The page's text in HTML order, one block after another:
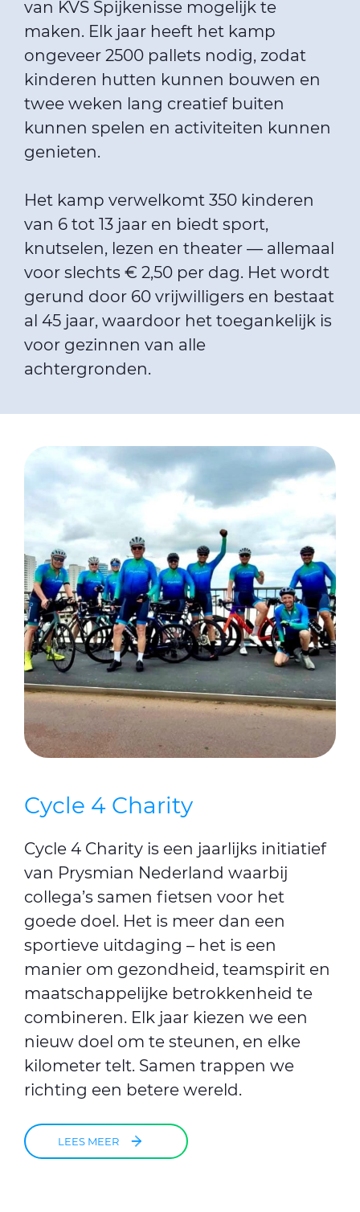
van KVS Spijkenisse mogelijk te
maken. Elk jaar heeft het kamp
ongeveer 2500 pallets nodig, zodat
kinderen hutten kunnen bouwen en
twee weken lang creatief buiten
kunnen spelen en activiteiten kunnen
genieten.
Het kamp verwelkomt 350 kinderen
van 6 tot 13 jaar en biedt sport,
knutselen, lezen en theater — allemaal
voor slechts € 2,50 per dag. Het wordt
gerund door 60 vrijwilligers en bestaat
al 45 jaar, waardoor het toegankelijk is
voor gezinnen van alle
achtergronden.
Cycle 4 Charity
Cycle 4 Charity is een jaarlijks initiatief
van Prysmian Nederland waarbij
collega’s samen fietsen voor het
goede doel. Het is meer dan een
sportieve uitdaging – het is een
manier om gezondheid, teamspirit en
maatschappelijke betrokkenheid te
combineren. Elk jaar kiezen we een
nieuw doel om te steunen, en elke
kilometer telt. Samen trappen we
richting een betere wereld.
LEES MEER